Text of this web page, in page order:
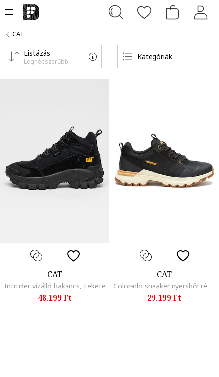
CAT
Kategóriák
Listázás
Legnépszerűbb
CAT
Intruder vízálló bakancs, Fekete
48.199 Ft
CAT
Colorado sneaker nyersbőr részletekkel, Fekete
29.199 Ft